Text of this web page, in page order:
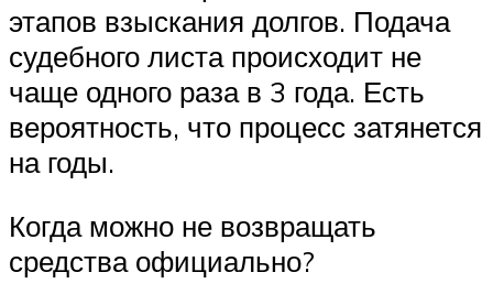
этапов взыскания долгов. Подача
судебного листа происходит не
чаще одного раза в 3 года. Есть
вероятность, что процесс затянется
на годы.
Когда можно не возвращать
средства официально?